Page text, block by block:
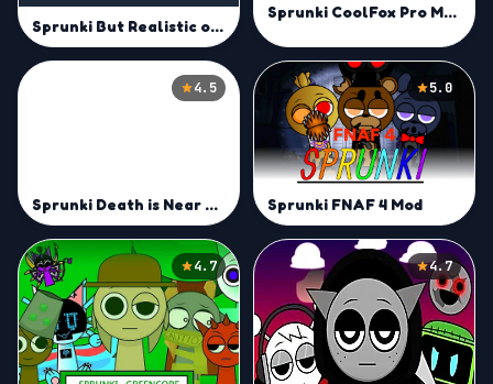
Sprunki But Realistic of them
Sprunki CoolFox Pro Mod
4.5
Sprunki Death is Near Mod
5.0
Sprunki FNAF 4 Mod
4.7 4.7